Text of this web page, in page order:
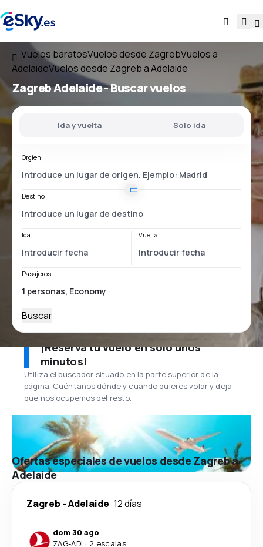
Vuelos baratosVuelos desde ZagrebVuelos a
AdelaideVuelos desde Zagreb a Adelaide
Zagreb Adelaide- Buscar vuelos
Ida y vuelta Solo ida
Orgien
Destino
Ida Vuelta
Pasajeros
Buscar
¡Reserva tu vuelo en solo unos
minutos!
Utiliza el buscador situado en la parte superior de la
página. Cuéntanos dónde y cuándo quieres volar y deja
que nos ocupemos del resto.
Ofertas especiales de vuelos desde Zagreb a
Adelaide
Zagreb-Adelaide 12 días
dom 30 ago
ZAG-ADL· 2 escalas